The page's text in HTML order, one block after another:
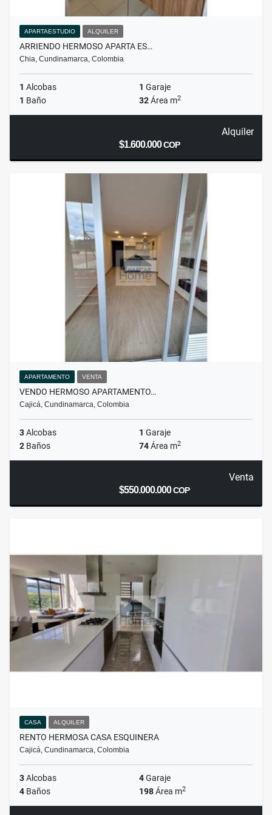
APARTAESTUDIO ALQUILER
ARRIENDO HERMOSO APARTA ES…
Chia, Cundinamarca, Colombia
1 Alcobas 1 Garaje
1 Baño 32Área m2
Alquiler
$1.600.000COP
APARTAMENTO VENTA
VENDO HERMOSO APARTAMENTO…
Cajicá, Cundinamarca, Colombia
3Alcobas 1 Garaje
2 Baños 74Área m2
Venta
$550.000.000COP
CASA ALQUILER
RENTO HERMOSA CASA ESQUINERA
Cajicá, Cundinamarca, Colombia
3Alcobas 4Garaje
4 Baños 198Área m2